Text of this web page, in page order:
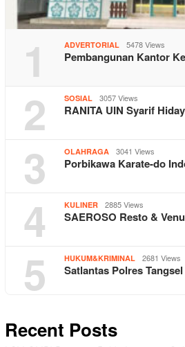
1 ADVERTORIAL 5478 Views
Pembangunan Kantor
2 SOSIAL 3057 Views
RANITA UIN Syarif
3 OLAHRAGA 3041 Views
Porbikawa Karate-do
4 KULINER 2885 Views
SAEROSO Resto &
5 HUKUM&KRIMINAL 2681 Views
Satlantas Polres
Recent Posts